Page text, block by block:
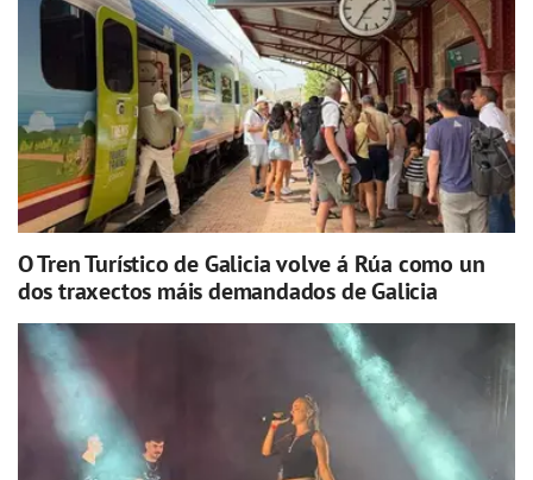
O Tren Turístico de Galicia volve á Rúa como un
dos traxectos máis demandados de Galicia